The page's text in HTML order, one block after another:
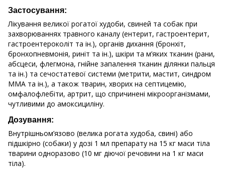
Застосування:
Лікування великої рогатої худоби, свиней та собак при
захворюваннях травного каналу (ентерит, гастроентерит,
гастроентероколіт та ін.), органів дихання (бронхіт,
бронхопневмонія, риніт та ін.), шкіри та м’яких тканин (рани,
абсцеси, флегмона, гнійне запалення тканин ділянки пальця
та ін.) та сечостатевої системи (метрити, мастит, синдром
ММА та ін.), а також тварин, хворих на септицемію,
омфалофлебіти, артрит, що спричинені мікроорганізмами,
чутливими до амоксициліну.
Дозування:
Внутрішньом’язово (велика рогата худоба, свині) або
підшкірно (собаки) у дозі 1 мл препарату на 15 кг маси тіла
тварини одноразово (10 мг діючої речовини на 1 кг маси
тіла).